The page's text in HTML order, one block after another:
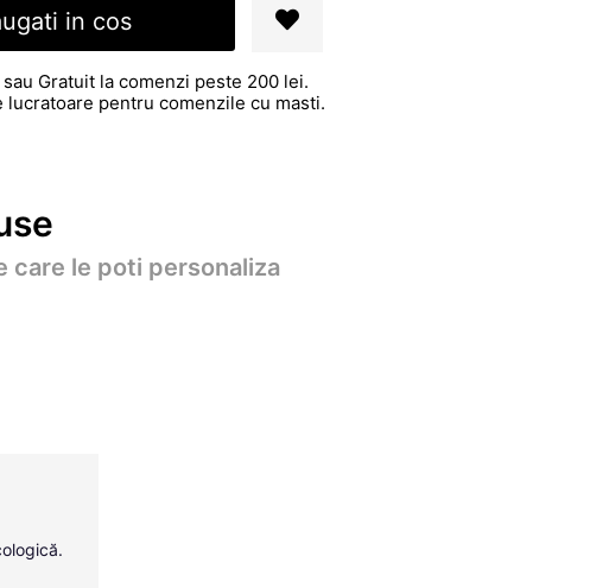
in cos
Gratuit la comenzi peste 200 lei.
pentru comenzile cu masti.
care le poti personaliza